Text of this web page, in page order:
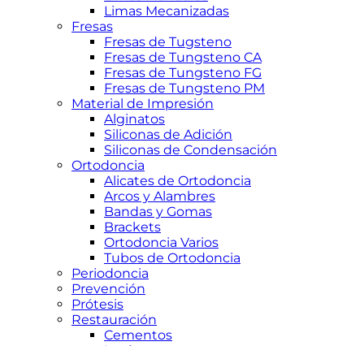
Limas Mecanizadas
Fresas
Fresas de Tugsteno
Fresas de Tungsteno CA
Fresas de Tungsteno FG
Fresas de Tungsteno PM
Material de Impresión
Alginatos
Siliconas de Adición
Siliconas de Condensación
Ortodoncia
Alicates de Ortodoncia
Arcos y Alambres
Bandas y Gomas
Brackets
Ortodoncia Varios
Tubos de Ortodoncia
Periodoncia
Prevención
Prótesis
Restauración
Cementos